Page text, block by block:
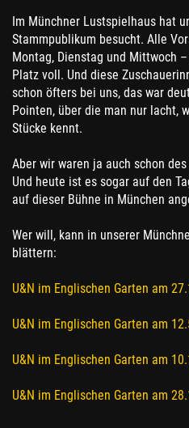
Im Münchner Lustspielhaus hat
Stammpublikum besucht. Alle
Montag, Dienstag und Mittwoch
Platz voll. Und diese
schon öfters bei uns, das war
Pointen, über die man nur lacht,
Stücke kennt.
Aber wir waren ja auch schon
Und heute ist es sogar auf den
auf dieser Bühne in München
Wer will, kann in unserer
blättern:
U&N im Englischen Garten am
U&N im Englischen Garten am
U&N im Englischen Garten am
U&N im Englischen Garten am